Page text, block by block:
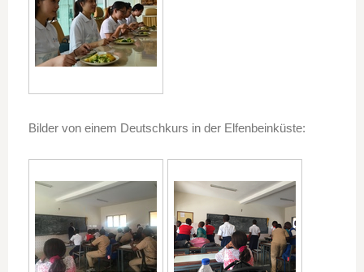
Bilder von einem Deutschkurs in der Elfenbeinküste: